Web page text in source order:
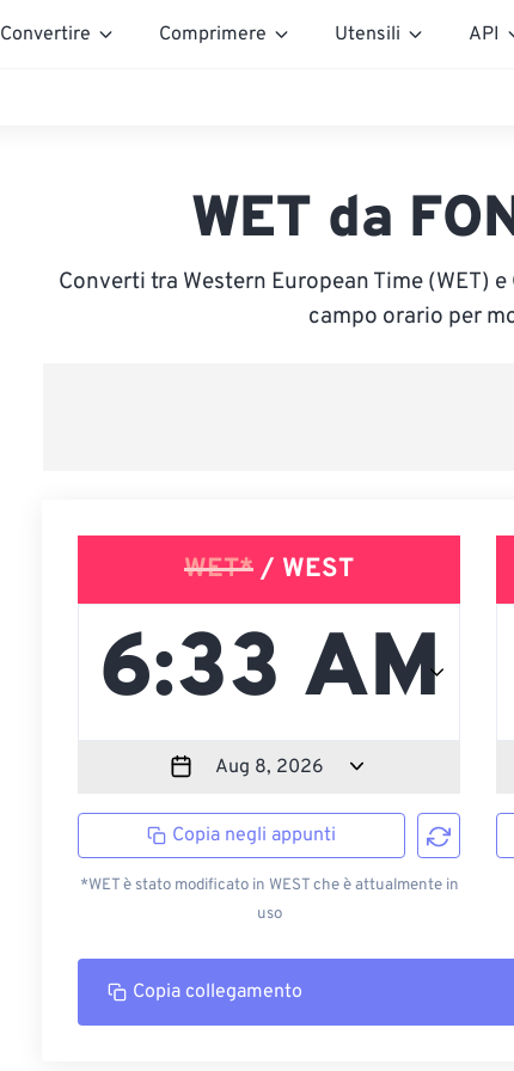
Convertire Comprimere Utensili API
WET da
Converti tra Western European Time (WET)
campo orario per
WET* / WEST
Copia negli appunti
*WET è stato modificato in WEST che è attualmente in
uso
Copia collegamento